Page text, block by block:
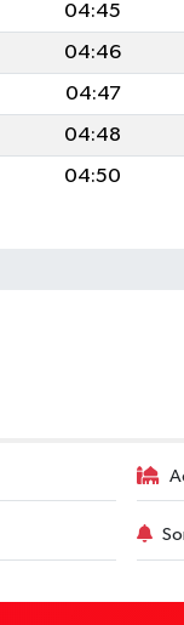
04:45
04:46
04:47
04:48
04:50